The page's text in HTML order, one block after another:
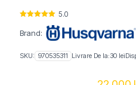
5.00
din 5
5.0
Brand:
SKU: 970535311 Livrare De la:30 lei